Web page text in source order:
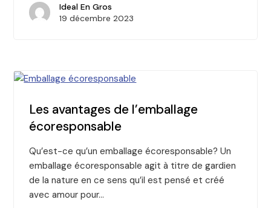
Ideal En Gros
19 décembre 2023
Les avantages de l’emballage
écoresponsable
Qu’est-ce qu’un emballage écoresponsable? Un
emballage écoresponsable agit à titre de gardien
de la nature en ce sens qu’il est pensé et créé
avec amour pour…